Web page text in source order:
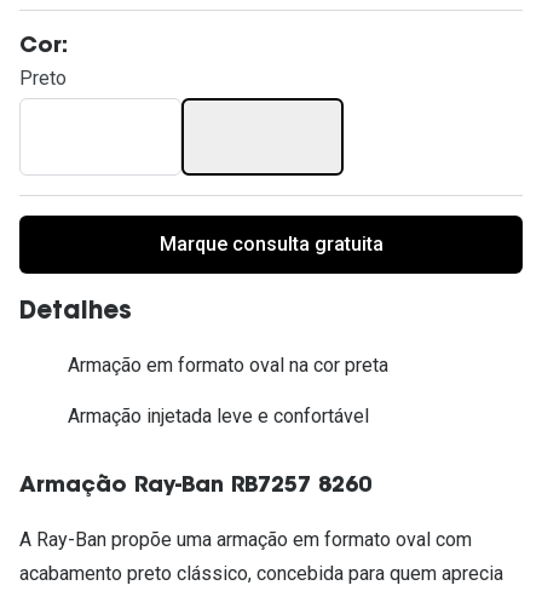
Cor:
Preto
Marque consulta gratuita
Detalhes
Armação em formato oval na cor preta
Armação injetada leve e confortável
Armação Ray-Ban RB7257 8260
A Ray-Ban propõe uma armação em formato oval com
acabamento preto clássico, concebida para quem aprecia